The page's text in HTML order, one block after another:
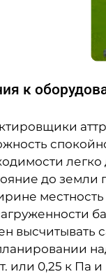
к
до
местность
высчитывать
или 0,25 к Па